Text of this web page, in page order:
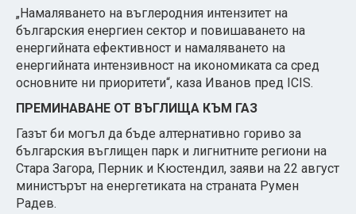
„Намаляването на въглеродния интензитет на
българския енергиен сектор и повишаването на
енергийната ефективност и намаляването на
енергийната интензивност на икономиката са сред
основните ни приоритети“, каза Иванов пред ICIS.
ПРЕМИНАВАНЕ ОТ ВЪГЛИЩА КЪМ ГАЗ
Газът би могъл да бъде алтернативно гориво за
българския въглищен парк и лигнитните региони на
Стара Загора, Перник и Кюстендил, заяви на 22 август
министърът на енергетиката на страната Румен
Радев.